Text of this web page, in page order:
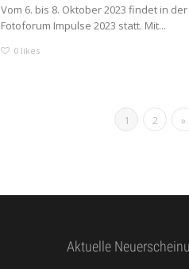
Vom 6. bis 8. Oktober 2023 findet in
Fotoforum Impulse 2023 statt. Mit...
0 likes
1 2 »
Aktuelle